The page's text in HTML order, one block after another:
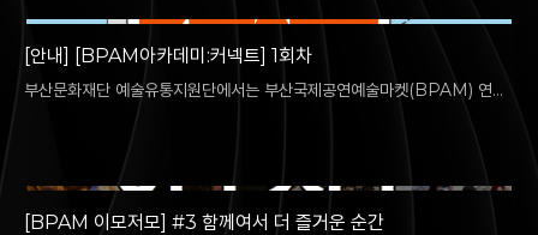
[안내] [BPAM아카데미:커넥트] 1회차
부산문화재단 예술유통지원단에서는 부산국제공연예술마켓(BPAM) 연중
사업으로 [BPAM아카데미:커넥트] 1회차를 다음과 같이 진행합니다. 예
[BPAM 이모저모] #3 함께여서 더 즐거운 순간